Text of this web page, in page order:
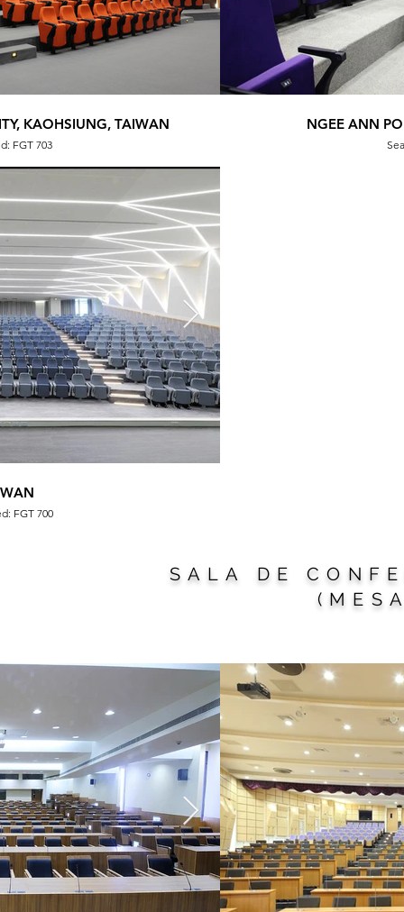
KAOHSIUNG, TAIWAN
FGT 703
ZHONG SHAN
NGEE ANN
FGT 700
SALA DE